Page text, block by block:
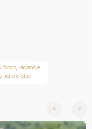
vídeos e
e o site